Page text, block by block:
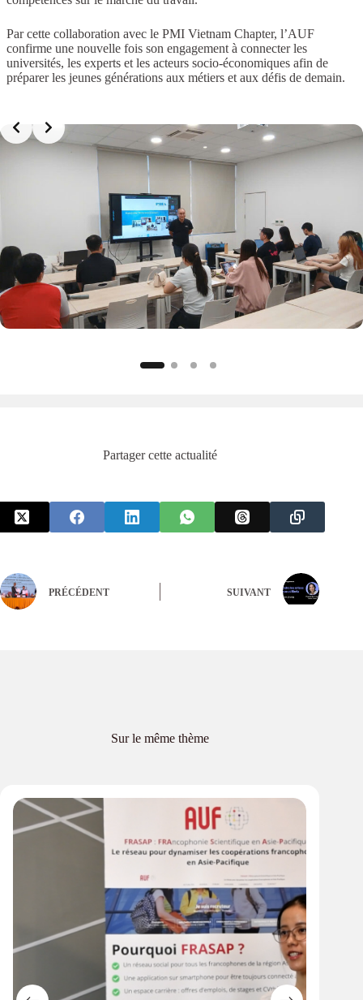
Par cette collaboration avec le PMI Vietnam Chapter, l’AUF
confirme une nouvelle fois son engagement à connecter les
universités, les experts et les acteurs socio-économiques afin de
préparer les jeunes générations aux métiers et aux défis de demain.
Partager cette actualité
PRÉCÉDENT SUIVANT
Sur le même thème